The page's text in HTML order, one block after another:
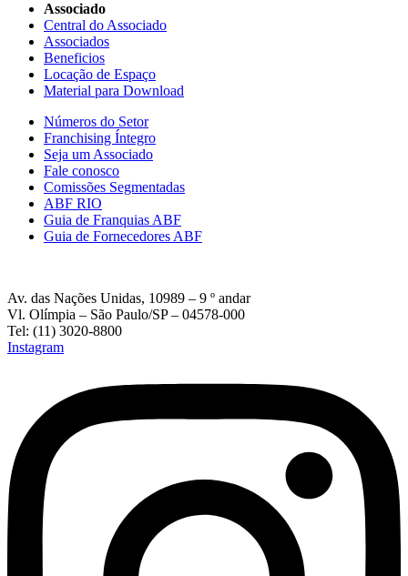
Associado
Central do Associado
Associados
Beneficios
Locação de Espaço
Material para Download
Números do Setor
Franchising Íntegro
Seja um Associado
Fale conosco
Comissões Segmentadas
ABF RIO
Guia de Franquias ABF
Guia de Fornecedores ABF
Av. das Nações Unidas, 10989 – 9 º andar
Vl. Olímpia – São Paulo/SP – 04578-000
Tel: (11) 3020-8800
Instagram